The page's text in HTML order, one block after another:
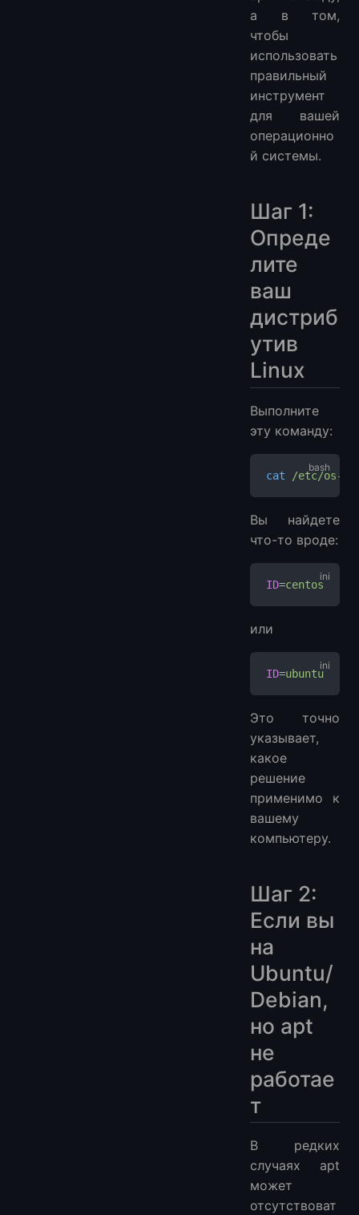
а в том,
чтобы
использовать
правильный
инструмент
для вашей
операционно
й системы.
Шаг 1:
Опреде
лите
ваш
дистриб
утив
Linux
Выполните
эту команду:
cat /etc/os-
Вы найдете
что-то вроде:
ID=centos
или
ID=ubuntu
Это точно
указывает,
какое
решение
применимо к
вашему
компьютеру.
Шаг 2:
Если вы
на
Ubuntu/
Debian,
но apt
не
работае
т
В редких
случаях apt
может
отсутствоват